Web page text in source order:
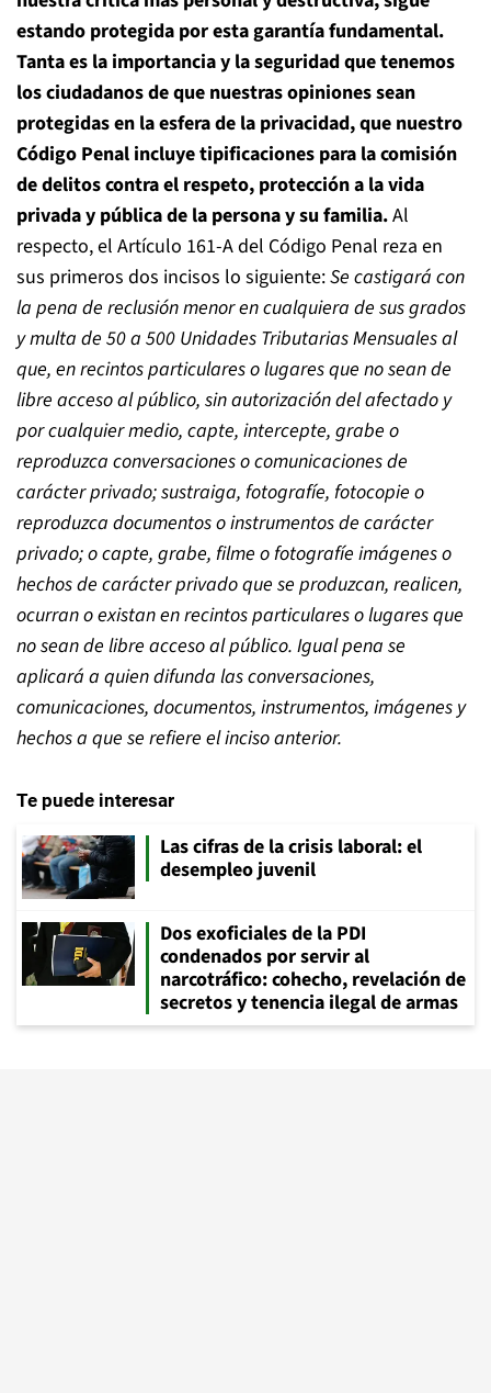
estando protegida por esta garantía fundamental.
Tanta es la importancia y la seguridad que tenemos
los ciudadanos de que nuestras opiniones sean
protegidas en la esfera de la privacidad, que nuestro
Código Penal incluye tipificaciones para la comisión
de delitos contra el respeto, protección a la vida
privada y pública de la persona y su familia.Al
respecto, el Artículo 161-A del Código Penal reza en
sus primeros dos incisos lo siguiente:Se castigará con
la pena de reclusión menor en cualquiera de sus grados
y multa de 50 a 500 Unidades Tributarias Mensuales al
que, en recintos particulares o lugares que no sean de
libre acceso al público, sin autorización del afectado y
por cualquier medio, capte, intercepte, grabe o
reproduzca conversaciones o comunicaciones de
carácter privado; sustraiga, fotografíe, fotocopie o
reproduzca documentos o instrumentos de carácter
privado; o capte, grabe, filme o fotografíe imágenes o
hechos de carácter privado que se produzcan, realicen,
ocurran o existan en recintos particulares o lugares que
no sean de libre acceso al público. Igual pena se
aplicará a quien difunda las conversaciones,
comunicaciones, documentos, instrumentos, imágenes y
hechos a que se refiere el inciso anterior.
Te puede interesar
Las cifras de la crisis laboral: el
desempleo juvenil
Dos exoficiales de la PDI
condenados por servir al
narcotráfico: cohecho, revelación de
secretos y tenencia ilegal de armas